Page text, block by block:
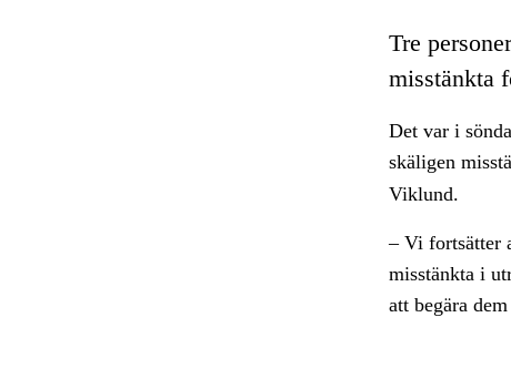
Tre
misstänkta
Det var i
skäligen
Viklund.
– Vi fortsätter
misstänkta i
att begära